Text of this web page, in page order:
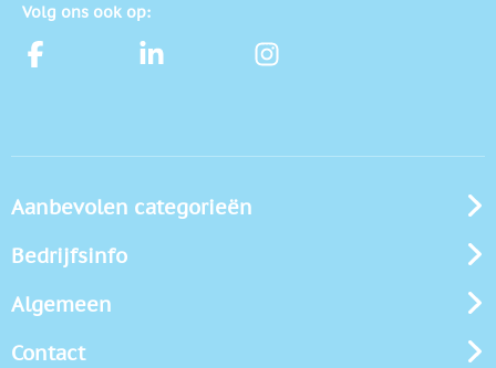
Volg ons ook op:
Aanbevolen categorieën
Bedrijfsinfo
Algemeen
Contact